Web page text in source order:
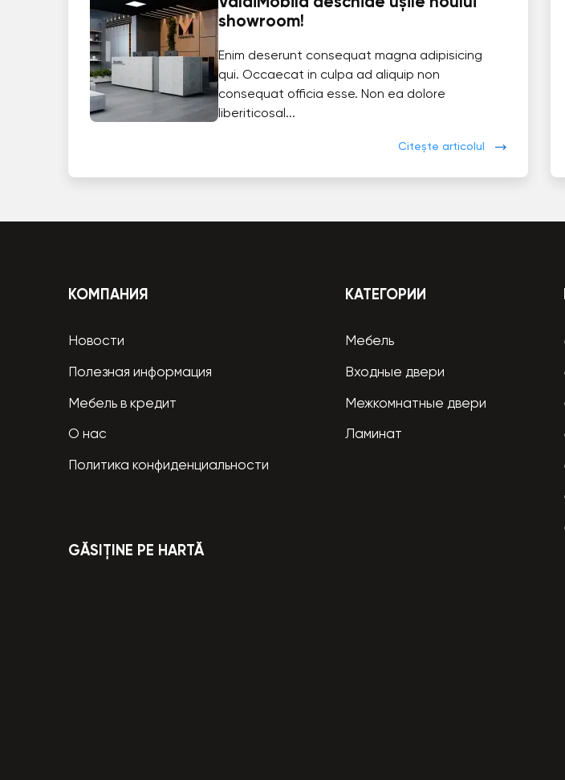
showroom!
Enim deserunt consequat magna adipisicing
qui. Occaecat in culpa ad aliquip non
consequat officia esse. Non ea dolore
liberiticosal...
Citește articolul
КОМПАНИЯ
Новости
Полезная информация
Мебель в кредит
О нас
Политика конфиденциальности
КАТЕГОРИИ
Мебель
Входные двери
Межкомнатные двери
Ламинат
GĂSIȚINE PE HARTĂ